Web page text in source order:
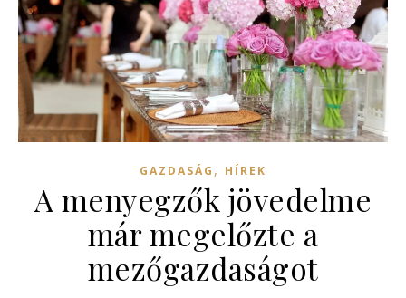
GAZDASÁG , HÍREK
A menyegzők jövedelme
már megelőzte a
mezőgazdaságot